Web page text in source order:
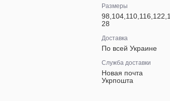
Размеры
98,104,110,116,122,1
28
Доставка
По всей Украине
Служба доставки
Новая почта
Укрпошта